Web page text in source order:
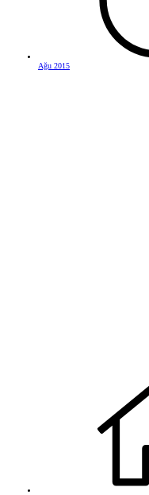
Ağu 2015